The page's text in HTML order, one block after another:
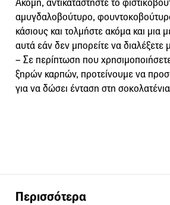
αμυγδαλοβούτυρο,
κάσιους και τολμήστε ακόμα και μια
αυτά εάν δεν μπορείτε να διαλέξετε
– Σε περίπτωση που
ξηρών καρπών, προτείνουμε να
για να δώσει ένταση στη
Περισσότερα